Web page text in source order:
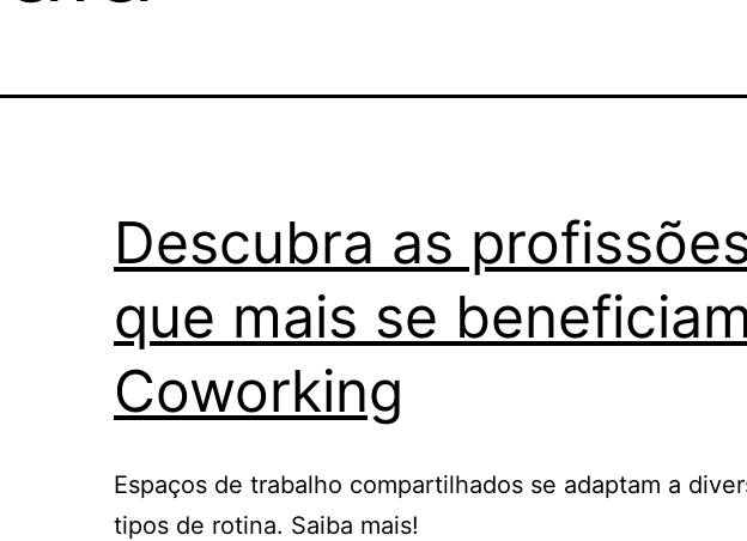
Descubra as
que mais se
Coworking
Espaços de trabalho compartilhados se adaptam a
tipos de rotina. Saiba mais!